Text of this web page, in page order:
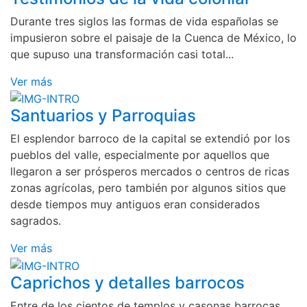
Durante tres siglos las formas de vida españolas se
impusieron sobre el paisaje de la Cuenca de México, lo
que supuso una transformación casi total...
Ver más
Santuarios y Parroquias
El esplendor barroco de la capital se extendió por los
pueblos del valle, especialmente por aquellos que
llegaron a ser prósperos mercados o centros de ricas
zonas agrícolas, pero también por algunos sitios que
desde tiempos muy antiguos eran considerados
sagrados.
Ver más
Caprichos y detalles barrocos